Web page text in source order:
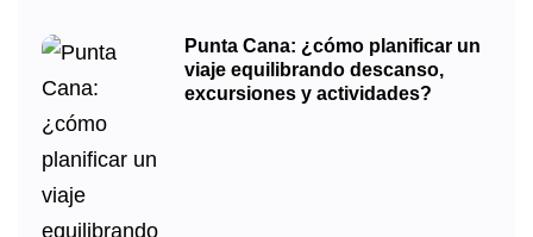
Punta Cana: ¿cómo planificar un
viaje equilibrando descanso,
excursiones y actividades?